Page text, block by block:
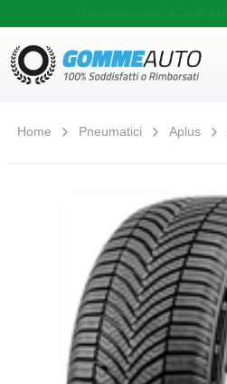
Home Pneumatici Aplus